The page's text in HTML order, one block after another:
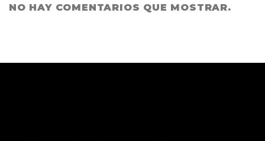
NO HAY COMENTARIOS QUE MOSTRAR.